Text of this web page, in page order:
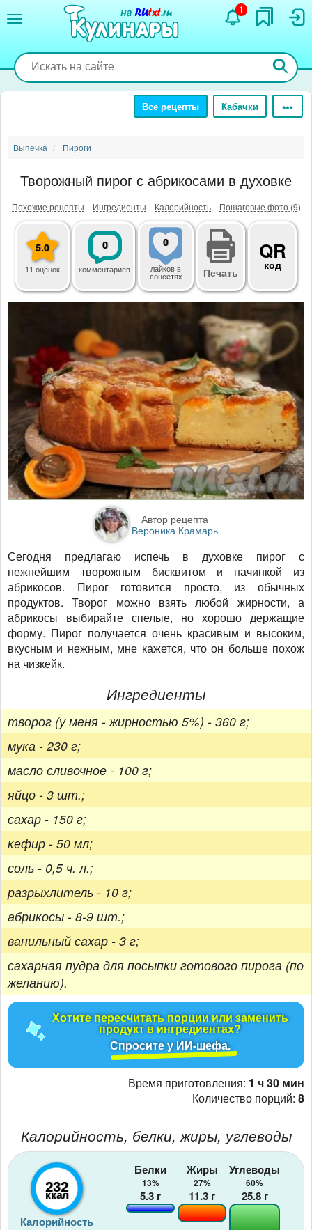
содержанию
1
Все рецепты Кабачки
Выпечка Пироги
Творожный пирог с абрикосами в духовке
Похожие рецепты Ингредиенты Калорийность Пошаговые фото (9)
5.0
11 оценок
0
комментариев
0
лайковв
соцсетях Печать
QR
код
Автор рецепта
Вероника Крамарь
Сегодня предлагаю испечь в духовке пирог с
нежнейшим творожным бисквитом и начинкой из
абрикосов. Пирог готовится просто, из обычных
продуктов. Творог можно взять любой жирности, а
абрикосы выбирайте спелые, но хорошо держащие
форму. Пирог получается очень красивым и высоким,
вкусным и нежным, мне кажется, что он больше похож
на чизкейк.
Ингредиенты
творог (у меня - жирностью 5%) - 360 г;
мука - 230 г;
масло сливочное - 100 г;
яйцо - 3 шт.;
сахар - 150 г;
кефир - 50 мл;
соль - 0,5 ч. л.;
разрыхлитель - 10 г;
абрикосы - 8-9 шт.;
ванильный сахар - 3 г;
сахарная пудра для посыпки готового пирога (по
желанию).
Хотите пересчитать порции или заменить
продукт в ингредиентах?
Спросите у ИИ-шефа.
Время приготовления: 1 ч 30 мин
Количество порций: 8
Калорийность, белки, жиры, углеводы
232
ккал
Калорийность
Белки
13%
5.3 г
Жиры
27%
11.3 г
Углеводы
60%
25.8г